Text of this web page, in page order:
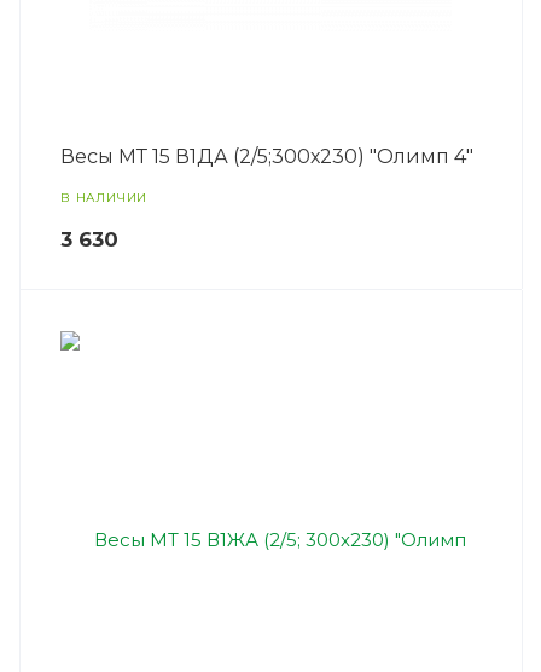
Весы МТ 15 В1ДА (2/5;300х230) "Олимп 4"
В НАЛИЧИИ
3 630